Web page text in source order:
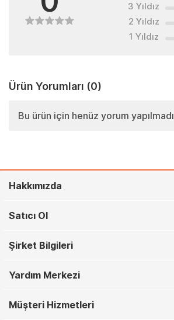
3 Yıldız
2 Yıldız
1 Yıldız
Ürün Yorumları (0)
Bu ürün için henüz yorum yapılmadı
Hakkımızda
Satıcı Ol
Şirket Bilgileri
Yardım Merkezi
Müşteri Hizmetleri